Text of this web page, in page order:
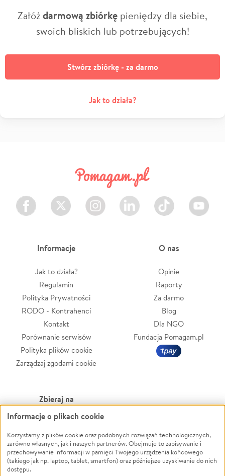
Załóżdarmową zbiórkę pieniędzy dla siebie,
swoich bliskich lub potrzebujących!
Stwórz zbiórkę - za darmo
Jak to działa?
Facebook Twitter Instagram LinkedIn TikTok Youtube
Informacje
Jak to działa?
Regulamin
Polityka Prywatności
RODO - Kontrahenci
Kontakt
Porównanie serwisów
Polityka plików cookie
Zarządzaj zgodami cookie
O nas
Opinie
Raporty
Za darmo
Blog
Dla NGO
Fundacja Pomagam.pl
Zbieraj na
Leczenie
Zwierzęta
Pożar
Ukraina
Powódź
Wichura
NGO
Informacje o plikach cookie
Korzystamy z plików cookie oraz podobnych rozwiązań technologicznych,
zarówno własnych, jak i naszych partnerów. Obejmuje to zapisywanie i
przechowywanie informacji w pamięci Twojego urządzenia końcowego
(takiego jak np. laptop, tablet, smartfon) oraz późniejsze uzyskiwanie do nich
dostępu.